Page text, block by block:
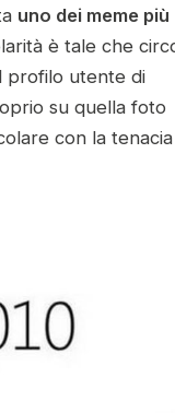
uno dei meme più
è tale che
profilo utente di
su quella foto
con la tenacia